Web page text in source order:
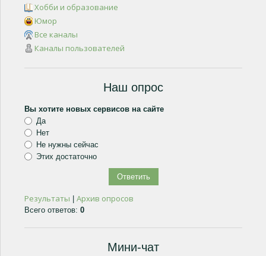
Хобби и образование
Юмор
Все каналы
Каналы пользователей
Наш опрос
Вы хотите новых сервисов на сайте
Да
Нет
Не нужны сейчас
Этих достаточно
Результаты Архив опросов
Всего ответов: 0
Мини-чат